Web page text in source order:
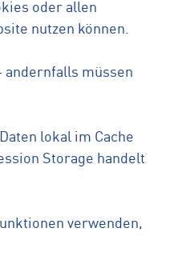
oder allen
nutzen können.
andernfalls müssen
lokal im Cache
Storage handelt
verwenden,